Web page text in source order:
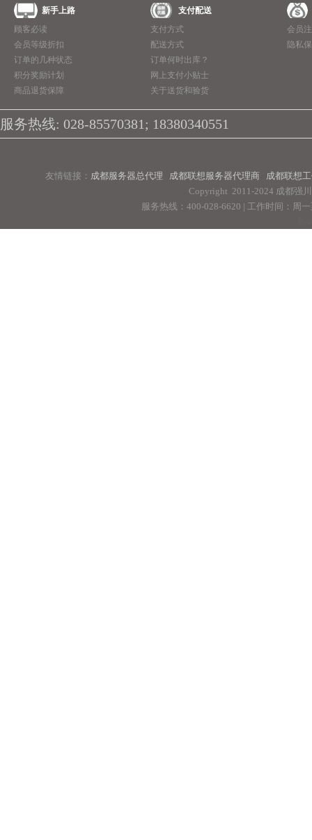
新手上路
顾客必读
会员等级折扣
订单的几种状态
积分奖励计划
商品退货保障
支付配送
支付方式
配送方式
订单何时出库？
网上支付小贴士
关于送货和验货
会员
隐私
服务热线: 028-85570381; 18380340551
友情链接： 成都服务器总代理 成都联想服务器代理商
成都联想
Copyright 2011-2024 成都强
服务热线：400-028-6620 | 工作时间：周